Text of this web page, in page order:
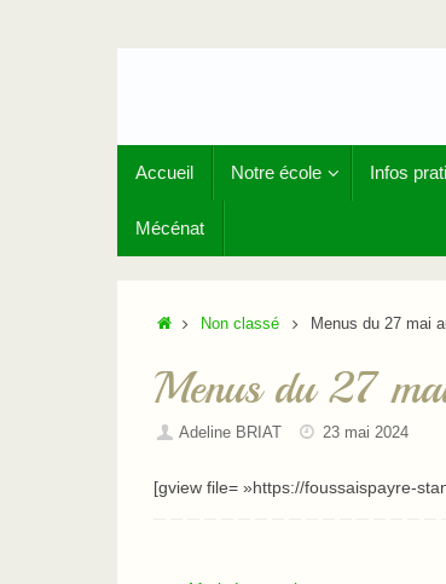
Accueil Notre école Infos
Mécénat
AccueilNon classé Menus du 27 mai
Menus du 27
Adeline BRIAT 23 mai 2024
[gview file= »https://foussaispayre-